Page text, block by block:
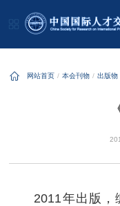
网站首页 本会刊物 出版物
2011年出版